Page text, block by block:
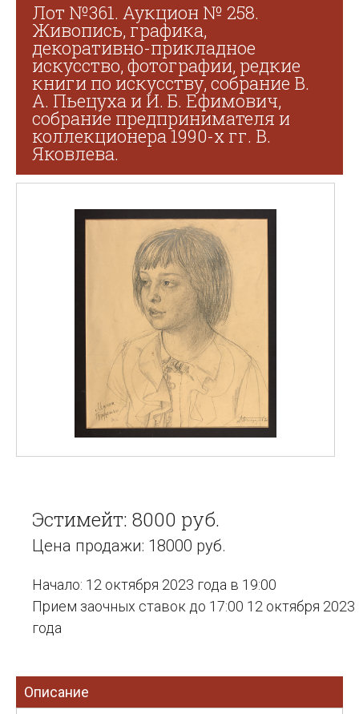
Лот №361. Аукцион № 258.
Живопись, графика,
декоративно-прикладное
искусство, фотографии, редкие
книги по искусству, собрание В.
А. Пьецуха и И. Б. Ефимович,
собрание предпринимателя и
коллекционера 1990-х гг. В.
Яковлева.
Эстимейт: 8000 руб.
Цена продажи: 18000 руб.
Начало: 12 октября 2023 года в 19:00
Прием заочных ставок до 17:00 12 октября 2023
года
Описание